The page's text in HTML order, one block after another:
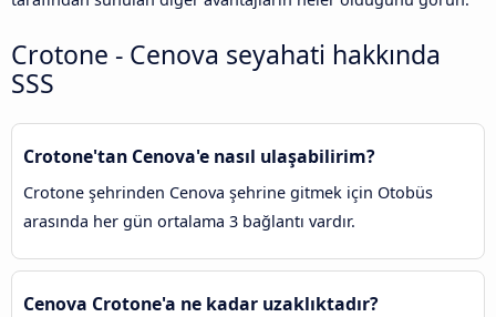
Crotone - Cenova seyahati hakkında
SSS
Crotone'tan Cenova'e nasıl ulaşabilirim?
Crotone şehrinden Cenova şehrine gitmek için Otobüs
arasında her gün ortalama 3 bağlantı vardır.
Cenova Crotone'a ne kadar uzaklıktadır?